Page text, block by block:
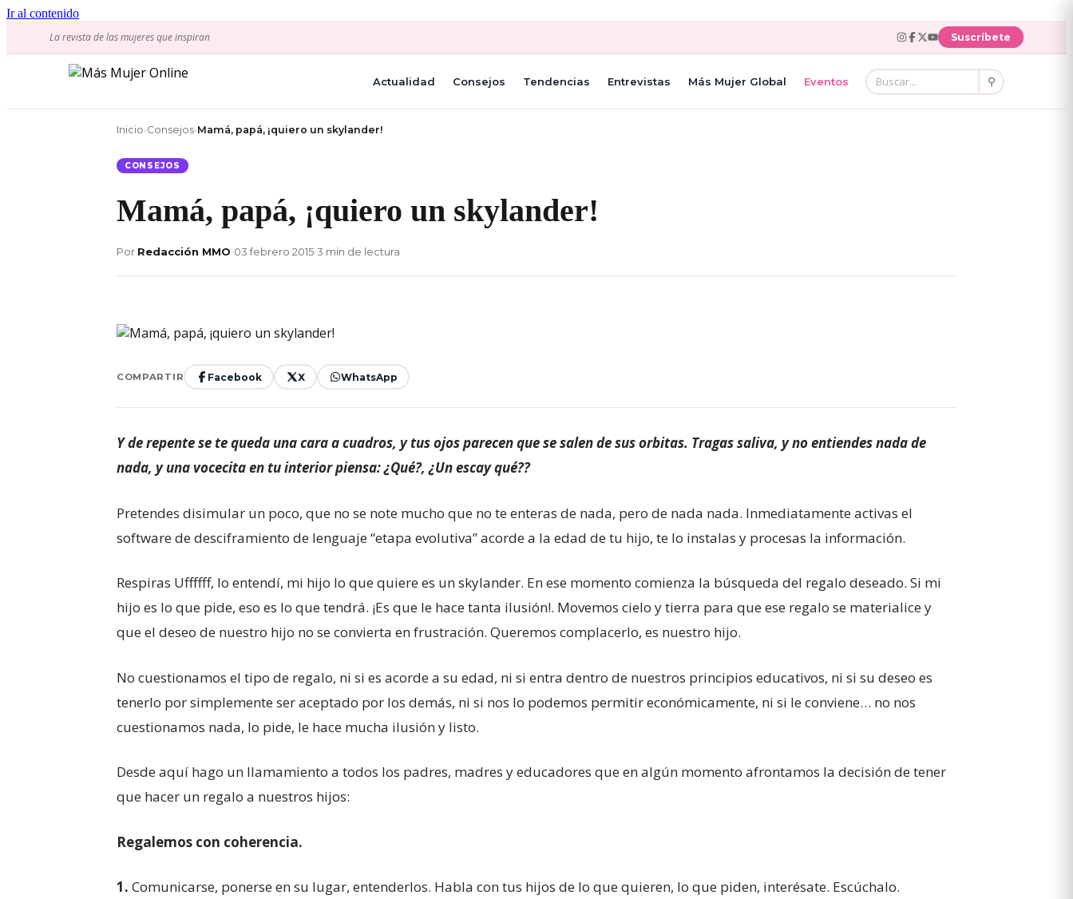
Ir al contenido
La revista de las mujeres que inspiran
Suscríbete
Actualidad Consejos Tendencias Entrevistas Más Mujer Global Eventos ⚲
Inicio›Consejos›Mamá, papá, ¡quiero un skylander!
CONSEJOS
Mamá, papá, ¡quiero un skylander!
Por Redacción MMO•03 febrero 2015•3 min de lectura
COMPARTIR Facebook X WhatsApp
Y de repente se te queda una cara a cuadros, y tus ojos parecen que se salen de sus orbitas. Tragas saliva, y no entiendes nada de
nada, y una vocecita en tu interior piensa: ¿Qué?, ¿Un escay qué??
Pretendes disimular un poco, que no se note mucho que no te enteras de nada, pero de nada nada. Inmediatamente activas el
software de desciframiento de lenguaje “etapa evolutiva” acorde a la edad de tu hijo, te lo instalas y procesas la información.
Respiras Uffffff, lo entendí, mi hijo lo que quiere es un skylander. En ese momento comienza la búsqueda del regalo deseado. Si mi
hijo es lo que pide, eso es lo que tendrá. ¡Es que le hace tanta ilusión!. Movemos cielo y tierra para que ese regalo se materialice y
que el deseo de nuestro hijo no se convierta en frustración. Queremos complacerlo, es nuestro hijo.
No cuestionamos el tipo de regalo, ni si es acorde a su edad, ni si entra dentro de nuestros principios educativos, ni si su deseo es
tenerlo por simplemente ser aceptado por los demás, ni si nos lo podemos permitir económicamente, ni si le conviene… no nos
cuestionamos nada, lo pide, le hace mucha ilusión y listo.
Desde aquí hago un llamamiento a todos los padres, madres y educadores que en algún momento afrontamos la decisión de tener
que hacer un regalo a nuestros hijos:
Regalemos con coherencia.
1. Comunicarse, ponerse en su lugar, entenderlos. Habla con tus hijos de lo que quieren, lo que piden, interésate. Escúchalo.